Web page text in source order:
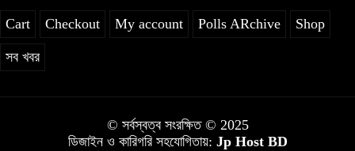
Cart Checkout My account Polls ARchive Shop
সব খবর
© সর্বস্বত্ব সংরক্ষিত © 2025
ডিজাইন ও কারিগরি সহযোগিতায়: Jp Host BD